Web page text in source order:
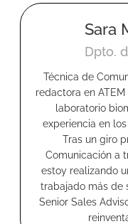
Sara
Dpto.
Técnica de
redactora en
laboratorio
experiencia en
Tras un giro
Comunicación a
estoy realizando
trabajado más de
Senior Sales